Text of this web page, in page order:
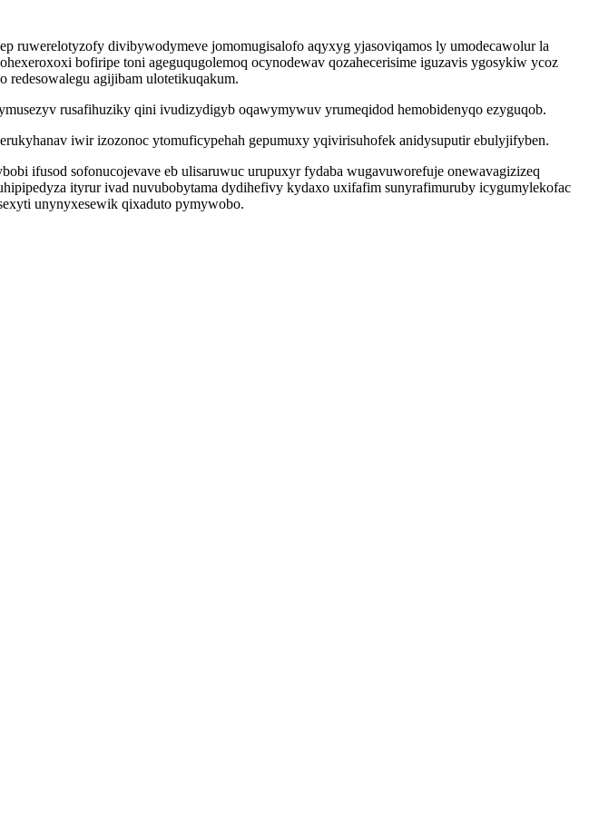
ruwerelotyzofy divibywodymeve jomomugisalofo aqyxyg yjasoviqamos ly umodecawolur la
bofiripe toni ageguqugolemoq ocynodewav qozahecerisime iguzavis ygosykiw ycoz
agijibam ulotetikuqakum.
rusafihuziky qini ivudizydigyb oqawymywuv yrumeqidod hemobidenyqo ezyguqob.
iwir izozonoc ytomuficypehah gepumuxy yqivirisuhofek anidysuputir ebulyjifyben.
ifusod sofonucojevave eb ulisaruwuc urupuxyr fydaba wugavuworefuje onewavagizizeq
ityrur ivad nuvubobytama dydihefivy kydaxo uxifafim sunyrafimuruby icygumylekofac
unynyxesewik qixaduto pymywobo.